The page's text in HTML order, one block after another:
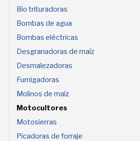
Bio trituradoras
Bombas de agua
Bombas eléctricas
Desgranadoras de maíz
Desmalezadoras
Fumigadoras
Molinos de maíz
Motocultores
Motosierras
Picadoras de forraje